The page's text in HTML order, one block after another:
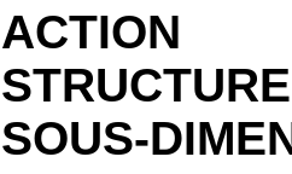
SOUS-